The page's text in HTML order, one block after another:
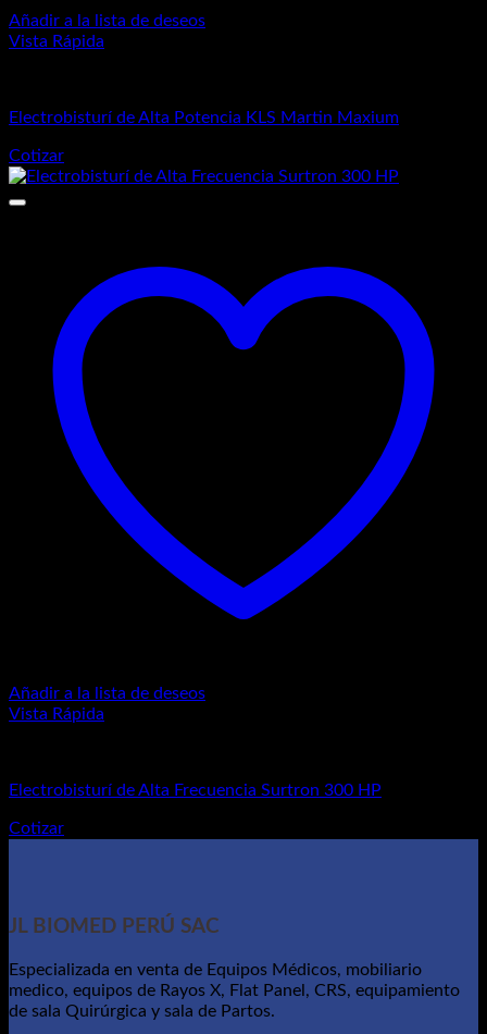
Añadir a la lista de deseos
Vista Rápida
Electrobisturí de Alta Potencia KLS Martin Maxium
Cotizar
Añadir a la lista de deseos
Vista Rápida
Electrobisturí de Alta Frecuencia Surtron 300 HP
Cotizar
JL BIOMED PERÚ SAC
Especializada en venta de Equipos Médicos, mobiliario
medico, equipos de Rayos X, Flat Panel, CRS, equipamiento
de sala Quirúrgica y sala de Partos.